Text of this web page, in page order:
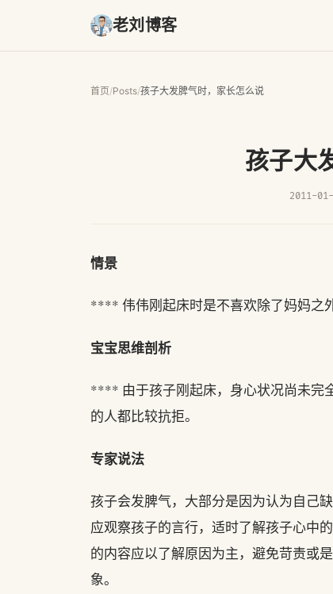
老刘博客
首页/Posts/孩子大发脾气时，家长怎么说
孩子大
2011-
情景
**** 伟伟刚起床时是不喜欢除了妈妈之
宝宝思维剖析
**** 由于孩子刚起床，身心状况尚未完
的人都比较抗拒。
专家说法
孩子会发脾气，大部分是因为认为自己
应观察孩子的言行，适时了解孩子心中
的内容应以了解原因为主，避免苛责或
象。